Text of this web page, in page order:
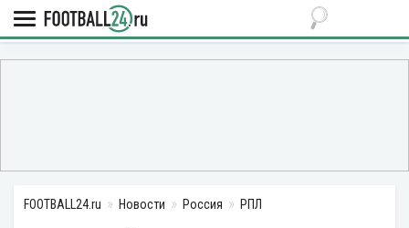
FOOTBALL24.ru Новости Россия РПЛ